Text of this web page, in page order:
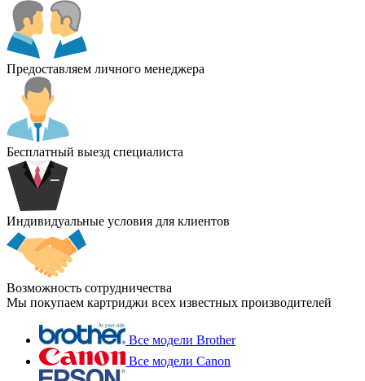
Предоставляем личного менеджера
Бесплатный выезд специалиста
Индивидуальные условия для клиентов
Возможность сотрудничества
Мы покупаем картриджи всех известных производителей
Все модели Brother
Все модели Canon